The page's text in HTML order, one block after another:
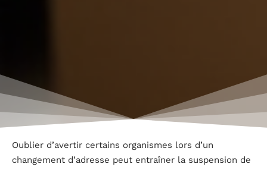
Oublier d’avertir certains organismes lors d’un
changement d’adresse peut entraîner la suspension de